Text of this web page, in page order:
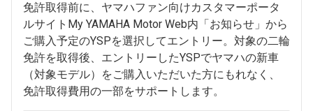
免許取得前に、ヤマハファン向けカスタマーポータ
ルサイトMy YAMAHA Motor Web内「お知らせ」から
ご購入予定のYSPを選択してエントリー。対象の二輪
免許を取得後、エントリーしたYSPでヤマハの新車
（対象モデル）をご購入いただいた方にもれなく、
免許取得費用の一部をサポートします。